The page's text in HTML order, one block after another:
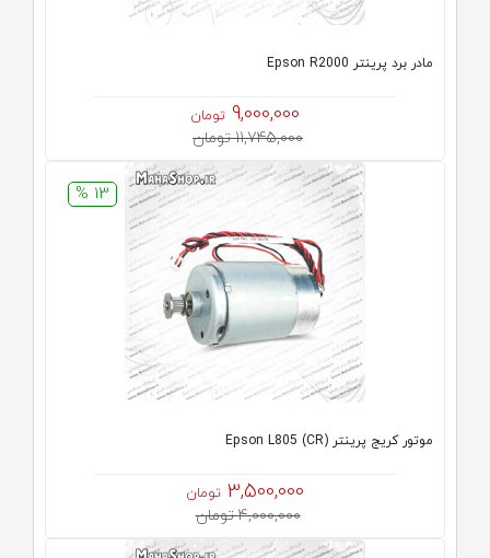
مادر برد پرینتر Epson R2000
9,000,000 تومان
11,745,000 تومان
13 %
موتور کریج پرینتر (CR) Epson L805
3,500,000 تومان
4,000,000 تومان